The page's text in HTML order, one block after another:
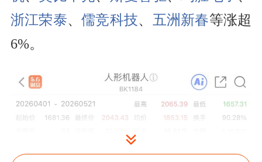
浙江荣泰、儒竞科技、 五洲新春等涨超
6%。